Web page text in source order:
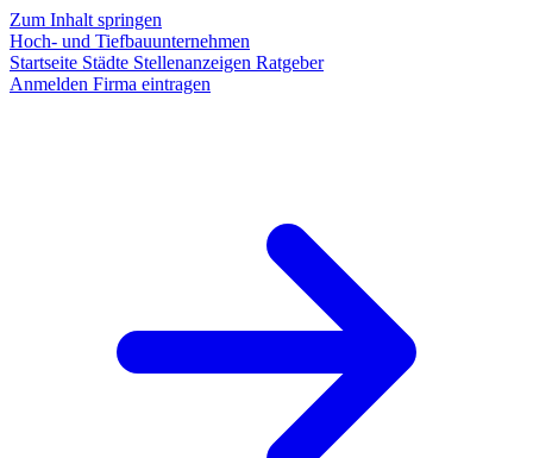
Zum Inhalt springen
Hoch- und Tiefbauunternehmen
Startseite Städte Stellenanzeigen Ratgeber
Anmelden Firma eintragen